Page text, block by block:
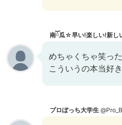
南ོ瓜☆早い!楽しい!新し
めちゃくちゃ笑っ
こういうの本当好
プロぼっち大学生